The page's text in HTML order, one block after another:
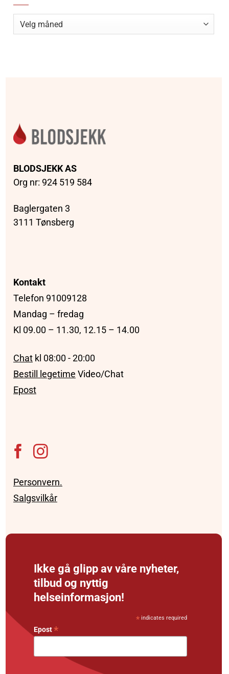
BLODSJEKK AS
Org nr: 924 519 584
Baglergaten 3
3111 Tønsberg
Kontakt
Telefon 91009128
Mandag – fredag
Kl 09.00 – 11.30, 12.15 – 14.00
Chat kl 08:00 - 20:00
Bestill legetime Video/Chat
Epost
Personvern.
Salgsvilkår
Ikke gå glipp av våre nyheter,
tilbud og nyttig
helseinformasjon!
* indicates required
Epost*